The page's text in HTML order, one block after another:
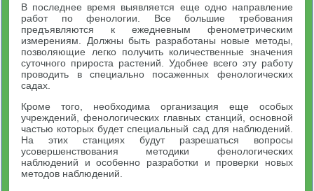
В последнее время выявляется еще одно направление
работ по фенологии. Все большие требования
предъявляются к ежедневным фенометрическим
измерениям. Должны быть разработаны новые методы,
позволяющие легко получить количественные значения
суточного прироста растений. Удобнее всего эту работу
проводить в специально посаженных фенологических
садах.
Кроме того, необходима организация еще особых
учреждений, фенологических главных станций, основной
частью которых будет специальный сад для наблюдений.
На этих станциях будут разрешаться вопросы
усовершенствования методики фенологических
наблюдений и особенно разработки и проверки новых
методов наблюдений.